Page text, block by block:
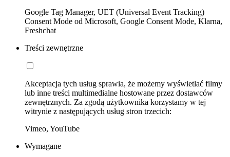
Google Tag Manager, UET (Universal Event Tracking)
Consent Mode od Microsoft, Google Consent Mode, Klarna,
Freshchat
Treści zewnętrzne
Akceptacja tych usług sprawia, że możemy wyświetlać filmy
lub inne treści multimedialne hostowane przez dostawców
zewnętrznych. Za zgodą użytkownika korzystamy w tej
witrynie z następujących usług stron trzecich:
Vimeo, YouTube
Wymagane